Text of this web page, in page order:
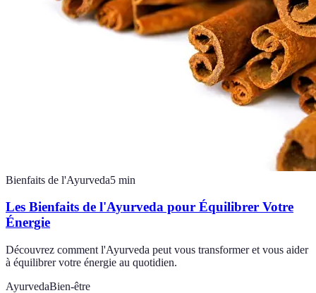
Bienfaits de l'Ayurveda5 min
Les Bienfaits de l'Ayurveda pour Équilibrer Votre
Énergie
Découvrez comment l'Ayurveda peut vous transformer et vous aider
à équilibrer votre énergie au quotidien.
AyurvedaBien-être